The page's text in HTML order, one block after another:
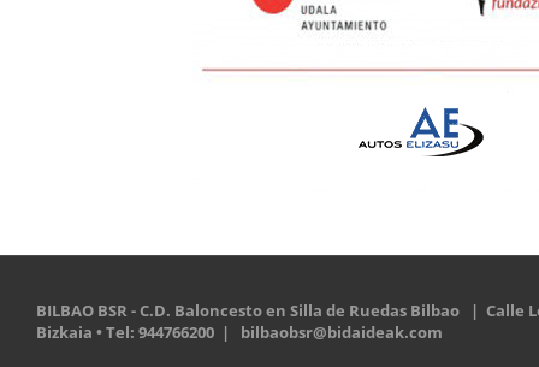
BILBAO BSR - C.D. Baloncesto en Silla de Ruedas Bilbao | Calle
Bizkaia • Tel: 944766200 | bilbaobsr@bidaideak.com